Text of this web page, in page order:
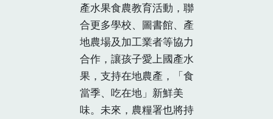
產水果食農教育活動，聯
合更多學校、圖書館、產
地農場及加工業者等協力
合作，讓孩子愛上國產水
果，支持在地農產，「食
當季、吃在地」新鮮美
味。未來，農糧署也將持